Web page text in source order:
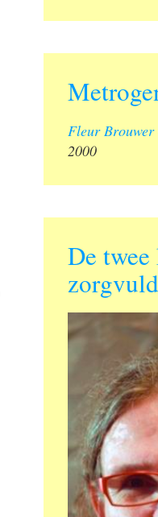
Fleur Brouwer
2000
De